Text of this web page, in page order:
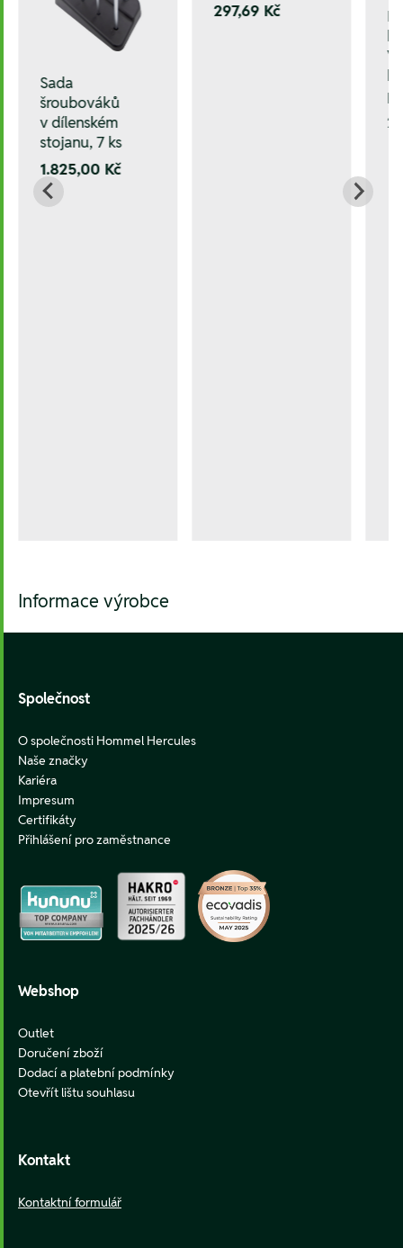
Sada
šroubováků
v dílenském
stojanu, 7 ks
1.825,00 Kč
297,69 Kč
Informace výrobce
Footer
Společnost
O společnosti Hommel Hercules
Naše značky
Kariéra
Impresum
Certifikáty
Přihlášení pro zaměstnance
Webshop
Outlet
Doručení zboží
Dodací a platební podmínky
Otevřít lištu souhlasu
Kontakt
Kontaktní formulář